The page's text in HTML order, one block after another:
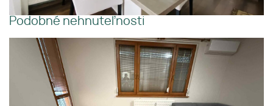
Podobné nehnuteľnosti
📞 0903 509 294 Ponúkame na
prenájom čiastočne zariadený
3izbový byt v Dunajskej Strede